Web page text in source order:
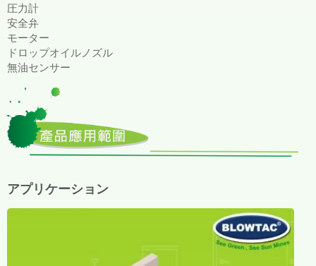
圧力計
安全弁
モーター
ドロップオイルノズル
無油センサー
アプリケーション